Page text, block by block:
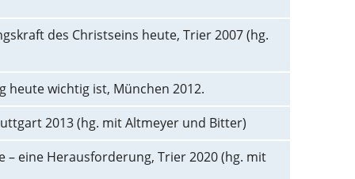
des Christseins heute, Trier 2007 (hg.
heute wichtig ist, München 2012.
2013 (hg. mit Altmeyer und Bitter)
– eine Herausforderung, Trier 2020 (hg. mit